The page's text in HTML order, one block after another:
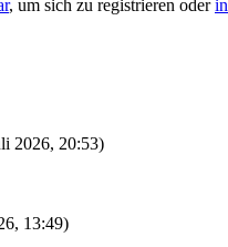
, um sich zu registrieren oder
2026, 20:53)
13:49)